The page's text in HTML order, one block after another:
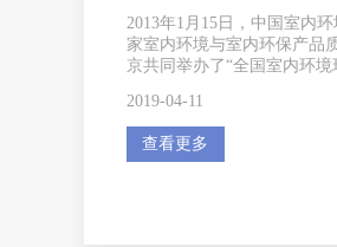
2013年1月15日，中国室内
家室内环境与室内环保产品
京共同举办了“全国室内环
2019-04-11
查看更多